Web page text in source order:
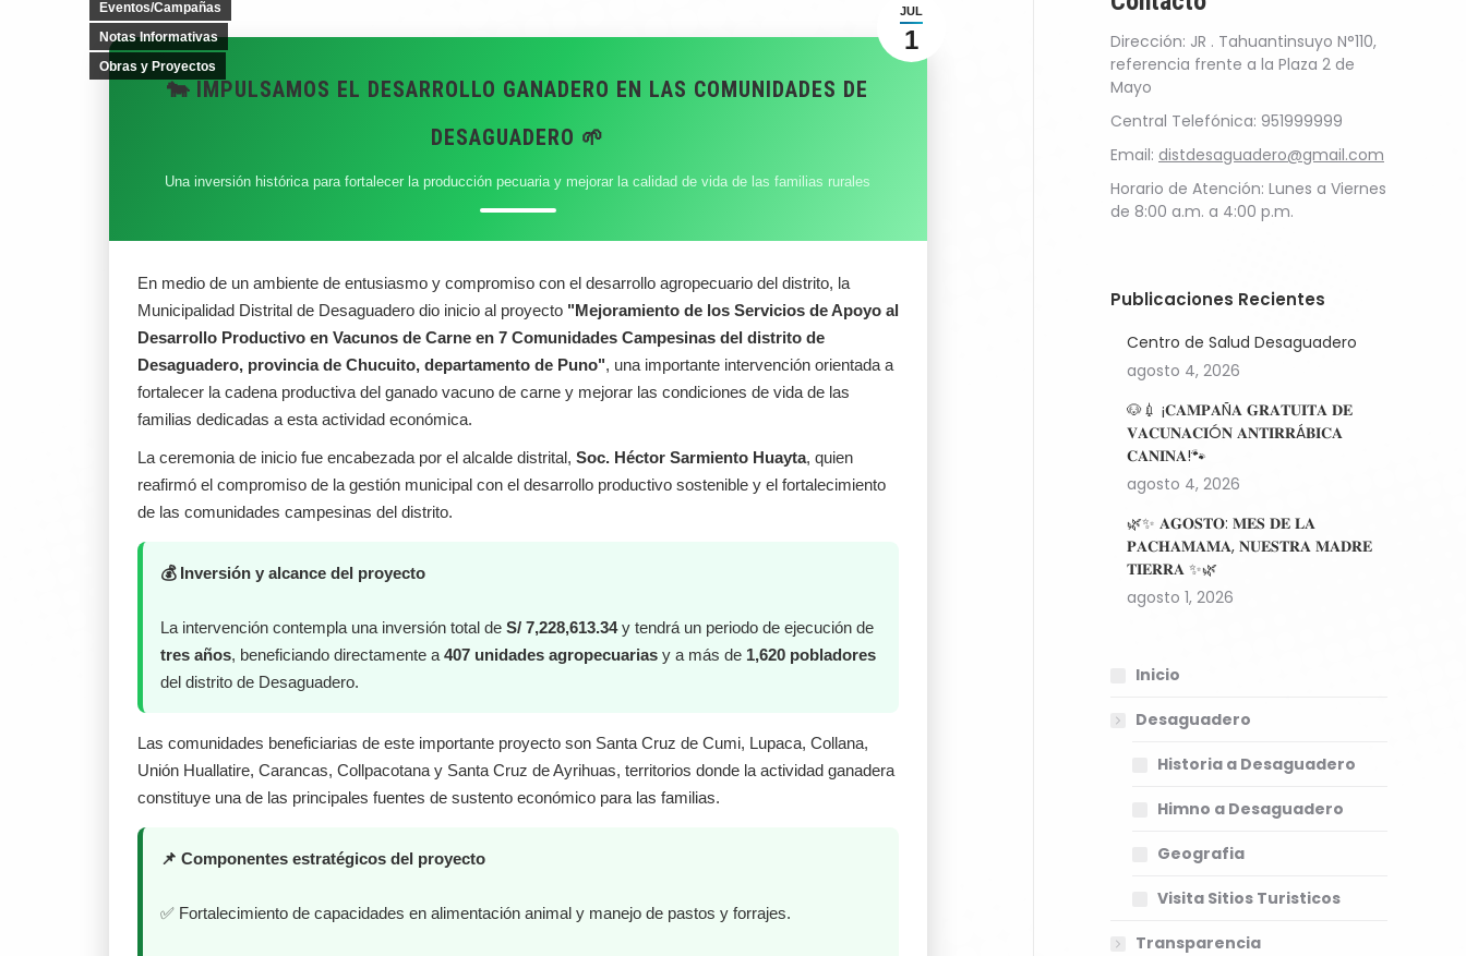
JUL
1
Eventos/Campañas
Notas Informativas
Obras y Proyectos
🐄 IMPULSAMOS EL DESARROLLO GANADERO EN LAS COMUNIDADES DE
DESAGUADERO 🌱
Una inversión histórica para fortalecer la producción pecuaria y mejorar la calidad de vida de las familias rurales
En medio de un ambiente de entusiasmo y compromiso con el desarrollo agropecuario del distrito, la
Municipalidad Distrital de Desaguadero dio inicio al proyecto "Mejoramiento de los Servicios de Apoyo al
Desarrollo Productivo en Vacunos de Carne en 7 Comunidades Campesinas del distrito de
Desaguadero, provincia de Chucuito, departamento de Puno", una importante intervención orientada a
fortalecer la cadena productiva del ganado vacuno de carne y mejorar las condiciones de vida de las
familias dedicadas a esta actividad económica.
La ceremonia de inicio fue encabezada por el alcalde distrital, Soc. Héctor Sarmiento Huayta, quien
reafirmó el compromiso de la gestión municipal con el desarrollo productivo sostenible y el fortalecimiento
de las comunidades campesinas del distrito.
💰 Inversión y alcance del proyecto
La intervención contempla una inversión total de S/ 7,228,613.34y tendrá un periodo de ejecución de
tres años, beneficiando directamente a 407 unidades agropecuariasy a más de 1,620 pobladores
del distrito de Desaguadero.
Las comunidades beneficiarias de este importante proyecto son Santa Cruz de Cumi, Lupaca, Collana,
Unión Huallatire, Carancas, Collpacotana y Santa Cruz de Ayrihuas, territorios donde la actividad ganadera
constituye una de las principales fuentes de sustento económico para las familias.
📌 Componentes estratégicos del proyecto
✅ Fortalecimiento de capacidades en alimentación animal y manejo de pastos y forrajes.
Dirección: JR . Tahuantinsuyo N°110,
referencia frente a la Plaza 2 de
Mayo
Central Telefónica: 951999999
Email: distdesaguadero@gmail.com
Horario de Atención: Lunes a Viernes
de 8:00 a.m. a 4:00 p.m.
Publicaciones Recientes
Centro de Salud Desaguadero
agosto 4, 2026
🐶💉 ¡𝐂𝐀𝐌𝐏𝐀Ñ𝐀 𝐆𝐑𝐀𝐓𝐔𝐈𝐓𝐀 𝐃𝐄
𝐕𝐀𝐂𝐔𝐍𝐀𝐂𝐈Ó𝐍 𝐀𝐍𝐓𝐈𝐑𝐑Á𝐁𝐈𝐂𝐀
𝐂𝐀𝐍𝐈𝐍𝐀!🐾
agosto 4, 2026
🌿✨ 𝐀𝐆𝐎𝐒𝐓𝐎: 𝐌𝐄𝐒 𝐃𝐄 𝐋𝐀
𝐏𝐀𝐂𝐇𝐀𝐌𝐀𝐌𝐀, 𝐍𝐔𝐄𝐒𝐓𝐑𝐀 𝐌𝐀𝐃𝐑𝐄
𝐓𝐈𝐄𝐑𝐑𝐀 ✨🌿
agosto 1, 2026
Inicio
Desaguadero
Historia a Desaguadero
Himno a Desaguadero
Geografia
Visita Sitios Turisticos
Transparencia